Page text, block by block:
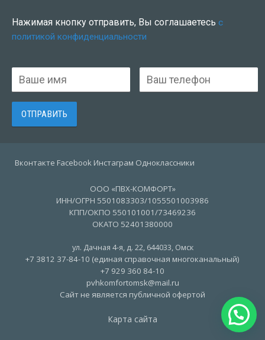
Нажимая кнопку отправить, Вы соглашаетесь с
политикой конфиденциальности
Вконтакте Facebook Инстаграм Одноклассники
ООО «ПВХ-КОМФОРТ»
ИНН/ОГРН 5501083303/1055501003986
КПП/ОКПО 550101001/73469236
ОКАТО 52401380000
ул. Дачная 4-я, д. 22, 644033, Омск
+7 3812 37-84-10 (единая справочная многоканальный)
+7 929 360 84-10
pvhkomfortomsk@mail.ru
Сайт не является публичной офертой
Карта сайта